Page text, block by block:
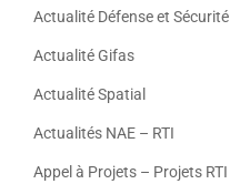
Actualité Défense et Sécurité
Actualité Gifas
Actualité Spatial
Actualités NAE – RTI
Appel à Projets – Projets RTI